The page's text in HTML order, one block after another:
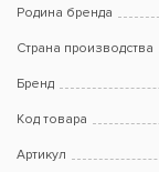
Родина бренда
Страна производства
Бренд
Код товара
Артикул